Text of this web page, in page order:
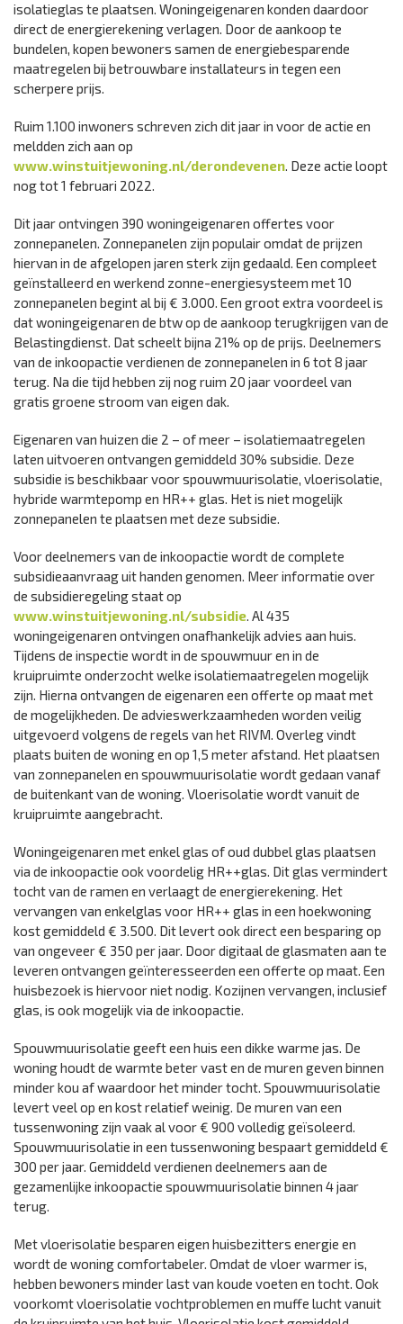
isolatieglas te plaatsen. Woningeigenaren konden daardoor
direct de energierekening verlagen. Door de aankoop te
bundelen, kopen bewoners samen de energiebesparende
maatregelen bij betrouwbare installateurs in tegen een
scherpere prijs.
Ruim 1.100 inwoners schreven zich dit jaar in voor de actie en
meldden zich aan op
www.winstuitjewoning.nl/derondevenen. Deze actie loopt
nog tot 1 februari 2022.
Dit jaar ontvingen 390 woningeigenaren offertes voor
zonnepanelen. Zonnepanelen zijn populair omdat de prijzen
hiervan in de afgelopen jaren sterk zijn gedaald. Een compleet
geïnstalleerd en werkend zonne-energiesysteem met 10
zonnepanelen begint al bij € 3.000. Een groot extra voordeel is
dat woningeigenaren de btw op de aankoop terugkrijgen van de
Belastingdienst. Dat scheelt bijna 21% op de prijs. Deelnemers
van de inkoopactie verdienen de zonnepanelen in 6 tot 8 jaar
terug. Na die tijd hebben zij nog ruim 20 jaar voordeel van
gratis groene stroom van eigen dak.
Eigenaren van huizen die 2 – of meer – isolatiemaatregelen
laten uitvoeren ontvangen gemiddeld 30% subsidie. Deze
subsidie is beschikbaar voor spouwmuurisolatie, vloerisolatie,
hybride warmtepomp en HR++ glas. Het is niet mogelijk
zonnepanelen te plaatsen met deze subsidie.
Voor deelnemers van de inkoopactie wordt de complete
subsidieaanvraag uit handen genomen. Meer informatie over
de subsidieregeling staat op
www.winstuitjewoning.nl/subsidie. Al 435
woningeigenaren ontvingen onafhankelijk advies aan huis.
Tijdens de inspectie wordt in de spouwmuur en in de
kruipruimte onderzocht welke isolatiemaatregelen mogelijk
zijn. Hierna ontvangen de eigenaren een offerte op maat met
de mogelijkheden. De advieswerkzaamheden worden veilig
uitgevoerd volgens de regels van het RIVM. Overleg vindt
plaats buiten de woning en op 1,5 meter afstand. Het plaatsen
van zonnepanelen en spouwmuurisolatie wordt gedaan vanaf
de buitenkant van de woning. Vloerisolatie wordt vanuit de
kruipruimte aangebracht.
Woningeigenaren met enkel glas of oud dubbel glas plaatsen
via de inkoopactie ook voordelig HR++glas. Dit glas vermindert
tocht van de ramen en verlaagt de energierekening. Het
vervangen van enkelglas voor HR++ glas in een hoekwoning
kost gemiddeld € 3.500. Dit levert ook direct een besparing op
van ongeveer € 350 per jaar. Door digitaal de glasmaten aan te
leveren ontvangen geïnteresseerden een offerte op maat. Een
huisbezoek is hiervoor niet nodig. Kozijnen vervangen, inclusief
glas, is ook mogelijk via de inkoopactie.
Spouwmuurisolatie geeft een huis een dikke warme jas. De
woning houdt de warmte beter vast en de muren geven binnen
minder kou af waardoor het minder tocht. Spouwmuurisolatie
levert veel op en kost relatief weinig. De muren van een
tussenwoning zijn vaak al voor € 900 volledig geïsoleerd.
Spouwmuurisolatie in een tussenwoning bespaart gemiddeld €
300 per jaar. Gemiddeld verdienen deelnemers aan de
gezamenlijke inkoopactie spouwmuurisolatie binnen 4 jaar
terug.
Met vloerisolatie besparen eigen huisbezitters energie en
wordt de woning comfortabeler. Omdat de vloer warmer is,
hebben bewoners minder last van koude voeten en tocht. Ook
voorkomt vloerisolatie vochtproblemen en muffe lucht vanuit